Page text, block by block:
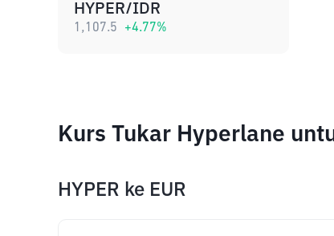
HYPER/IDR
1,107.5 +4.77%
Kurs Tukar Hyperlane
HYPER ke EUR